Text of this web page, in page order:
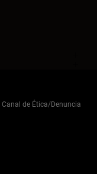
Canal de Ética/Denuncia